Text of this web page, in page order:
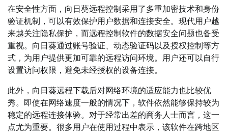
在安全性方面，向日葵远程控制采用了多重加密技术和身份
验证机制，可以有效保护用户数据和连接安全。现代用户越
来越关注隐私保护，而远程控制软件的数据安全问题也备受
重视。向日葵通过账号验证、动态验证码以及授权控制等方
式，为用户提供更加可靠的远程访问环境。用户还可以自行
设置访问权限，避免未经授权的设备连接。
此外，向日葵远程下载后对网络环境的适应能力也比较优
秀。即使在网络速度一般的情况下，软件依然能够保持较为
稳定的远程连接体验。对于经常出差的商务人士而言，这一
点尤为重要。很多用户在使用过程中表示，该软件在跨地区